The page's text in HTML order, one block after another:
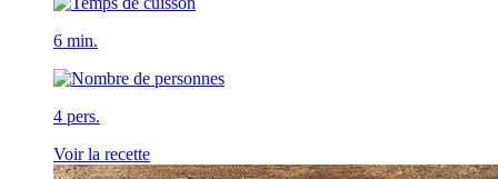
6 min.
4 pers.
Voir la recette